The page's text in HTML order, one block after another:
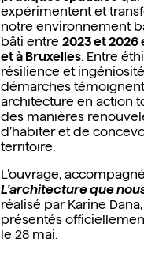
expérimentent et
notre environnement
bâti entre 2023 et 2026
et à Bruxelles. Entre
résilience et
démarches témoignent
architecture en action
des manières
d’habiter et de
territoire.
L’ouvrage,
L'architecture que
réalisé par Karine
présentés
le 28 mai.